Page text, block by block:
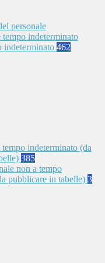
personale
tempo indeterminato
indeterminato 462
tempo indeterminato (da
385
non a tempo
pubblicare in tabelle) 3